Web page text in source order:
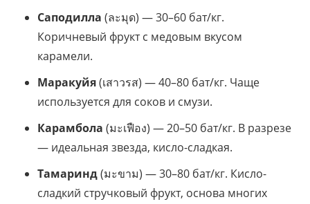
Саподилла (ละมุด) — 30–60 бат/кг.
Коричневый фрукт с медовым вкусом
карамели.
Маракуйя(เสาวรส) — 40–80 бат/кг. Чаще
используется для соков и смузи.
Карамбола (มะเฟือง) — 20–50 бат/кг. В разрезе
— идеальная звезда, кисло-сладкая.
Тамаринд(มะขาม) — 30–80 бат/кг. Кисло-
сладкий стручковый фрукт, основа многих